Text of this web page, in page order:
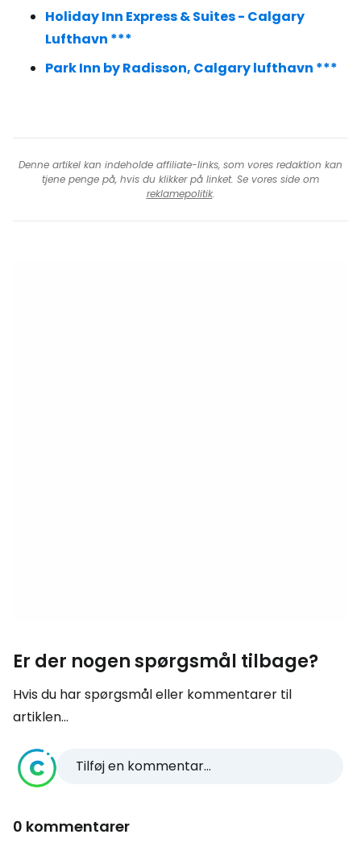
Holiday Inn Express & Suites - Calgary
Lufthavn ***
Park Inn by Radisson, Calgary lufthavn ***
Denne artikel kan indeholde affiliate-links, som vores redaktion kan
tjene penge på, hvis du klikker på linket. Se vores side om
reklamepolitik.
Er der nogen spørgsmål tilbage?
Hvis du har spørgsmål eller kommentarer til
artiklen...
Tilføj en kommentar...
0 kommentarer